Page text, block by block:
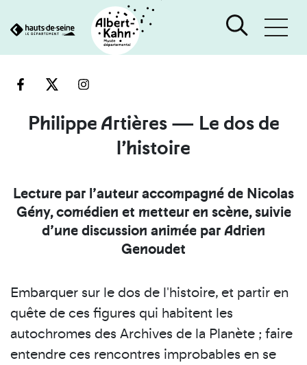
au
Philippe Artières — Le dos de
l’histoire
Lecture par l’auteur accompagné de Nicolas
Gény, comédien et metteur en scène, suivie
d’une discussion animée par Adrien
Genoudet
Embarquer sur le dos de l'histoire, et partir en
quête de ces figures qui habitent les
autochromes des Archives de la Planète ; faire
entendre ces rencontres improbables en se
Cookies et traceurs utilisés sur ce site